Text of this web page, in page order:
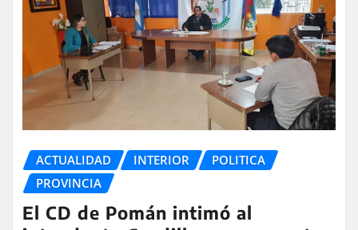
ACTUALIDAD INTERIOR
POLITICA
PROVINCIA
El CD de Pomán intimó al